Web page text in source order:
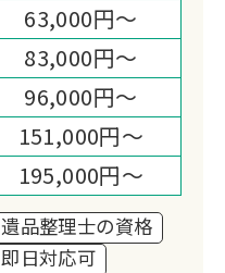
63,000円～
83,000円～
96,000円～
151,000円～
195,000円～
遺品整理士の資格
即日対応可